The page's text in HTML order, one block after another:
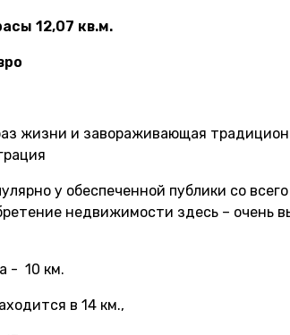
12,07 кв.м.
жизни и завораживающая
у обеспеченной публики со
недвижимости здесь – очень
- 10 км.
в 14 км.,